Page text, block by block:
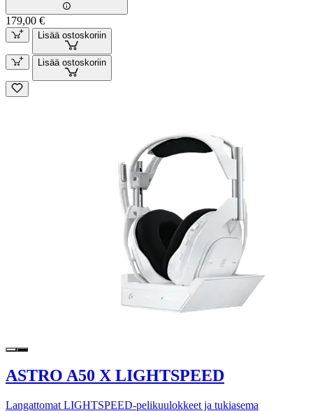
179,00 €
Lisää ostoskoriin
Lisää ostoskoriin
ASTRO A50 X LIGHTSPEED
Langattomat LIGHTSPEED-pelikuulokkeet ja tukiasema